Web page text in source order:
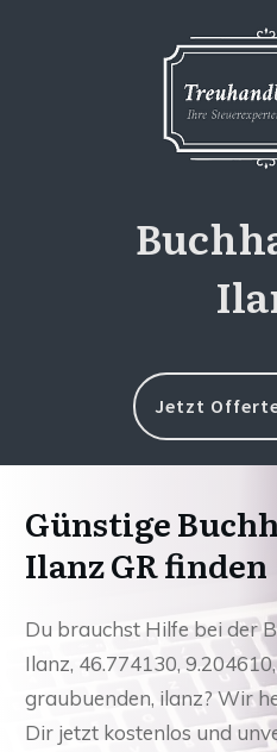
Jetzt
Günstige
Ilanz GR finden
Du brauchst Hilfe bei der
Ilanz, 46.774130,
graubuenden, ilanz? Wir
Dir jetzt kostenlos und